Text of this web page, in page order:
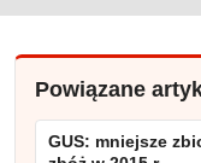
Powiązane
GUS: mniejsze